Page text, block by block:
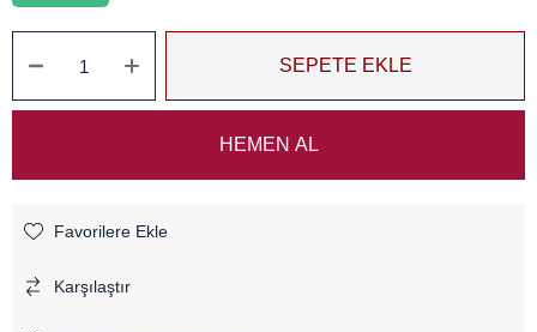
Favorilere Ekle
Karşılaştır